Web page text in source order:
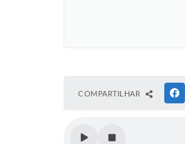
COMPARTILHAR